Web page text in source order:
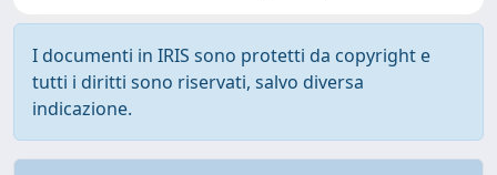
I documenti in IRIS sono protetti da copyright e
tutti i diritti sono riservati, salvo diversa
indicazione.